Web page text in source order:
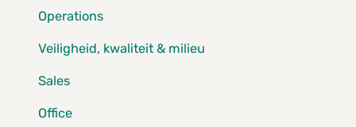
Operations
Veiligheid, kwaliteit & milieu
Sales
Office